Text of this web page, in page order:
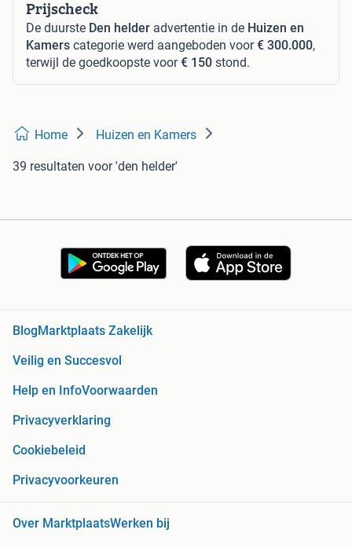
Prijscheck
De duurste Den helder advertentie in de Huizen en
Kamers categorie werd aangeboden voor€ 300.000,
terwijl de goedkoopste voor€ 150 stond.
Home Huizen en Kamers
39 resultaten voor 'den helder'
BlogMarktplaats Zakelijk
Veilig en Succesvol
Help en InfoVoorwaarden
Privacyverklaring
Cookiebeleid
Privacyvoorkeuren
Over MarktplaatsWerken bij